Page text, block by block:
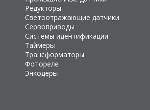
Редукторы
Светоотражающие датчики
Сервоприводы
Системы идентификации
Таймеры
Трансформаторы
Фотореле
Энкодеры